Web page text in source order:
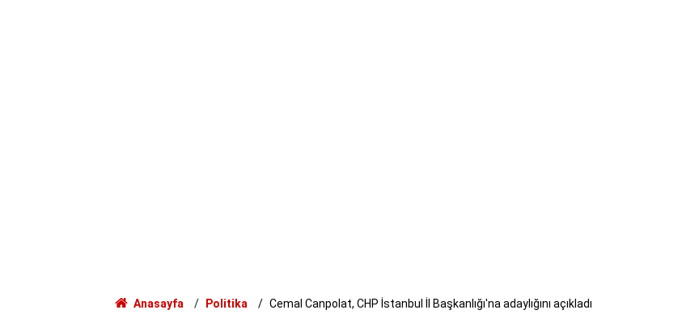
Anasayfa Politika Cemal Canpolat, CHP İstanbul İl Başkanlığı'na adaylığını açıkladı